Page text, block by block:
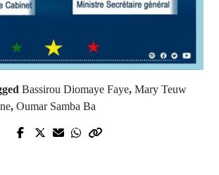
Bassirou Diomaye Faye,Mary Teuw
,Oumar Samba Ba
Prev Post